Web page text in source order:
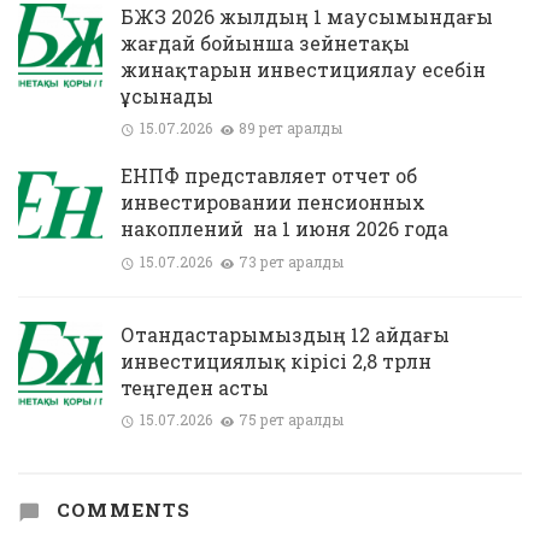
БЖЗҚ 2026 жылдың 1 маусымындағы
жағдай бойынша зейнетақы
жинақтарын инвестициялау есебін
ұсынады
15.07.2026 89 рет қаралды
ЕНПФ представляет отчет об
инвестировании пенсионных
накоплений на 1 июня 2026 года
15.07.2026 73 рет қаралды
Отандастарымыздың 12 айдағы
инвестициялық кірісі 2,8 трлн
теңгеден асты
15.07.2026 75 рет қаралды
COMMENTS